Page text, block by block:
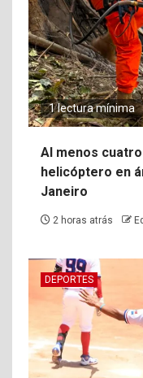
1 lectura mínima
Al menos
helicóptero en
Janeiro
2 horas atrás
DEPORTES